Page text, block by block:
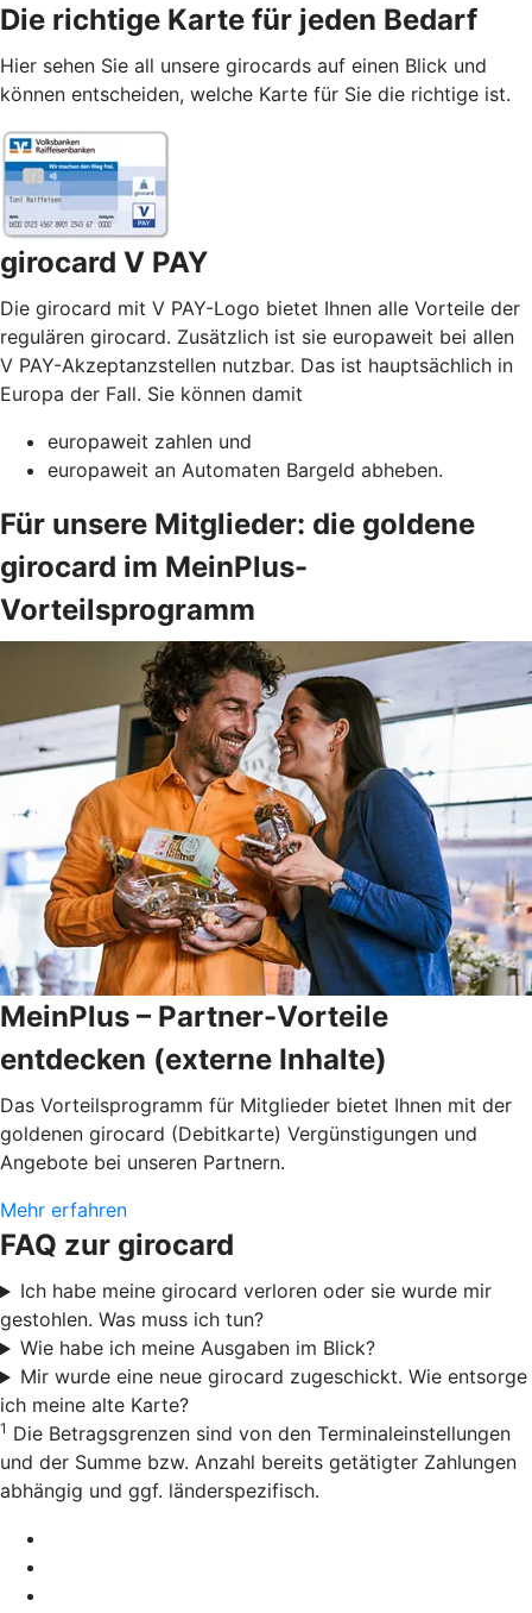
Die richtige Karte für jeden Bedarf
Hier sehen Sie all unsere girocards auf einen Blick und
können entscheiden, welche Karte für Sie die richtige ist.
girocard V PAY
Die girocard mit V PAY-Logo bietet Ihnen alle Vorteile der
regulären girocard. Zusätzlich ist sie europaweit bei allen
V PAY-Akzeptanzstellen nutzbar. Das ist hauptsächlich in
Europa der Fall. Sie können damit
europaweit zahlen und
europaweit an Automaten Bargeld abheben.
Für unsere Mitglieder: die goldene
girocard im MeinPlus-
Vorteilsprogramm
MeinPlus – Partner-Vorteile
entdecken (externe Inhalte)
Das Vorteilsprogramm für Mitglieder bietet Ihnen mit der
goldenen girocard (Debitkarte) Vergünstigungen und
Angebote bei unseren Partnern.
Mehr erfahren
FAQ zur girocard
Ich habe meine girocard verloren oder sie wurde mir
gestohlen. Was muss ich tun?
Wie habe ich meine Ausgaben im Blick?
Mir wurde eine neue girocard zugeschickt. Wie entsorge
ich meine alte Karte?
1 Die Betragsgrenzen sind von den Terminaleinstellungen
und der Summe bzw. Anzahl bereits getätigter Zahlungen
abhängig und ggf. länderspezifisch.